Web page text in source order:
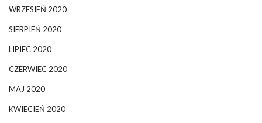
WRZESIEŃ 2020
SIERPIEŃ 2020
LIPIEC 2020
CZERWIEC 2020
MAJ 2020
KWIECIEŃ 2020